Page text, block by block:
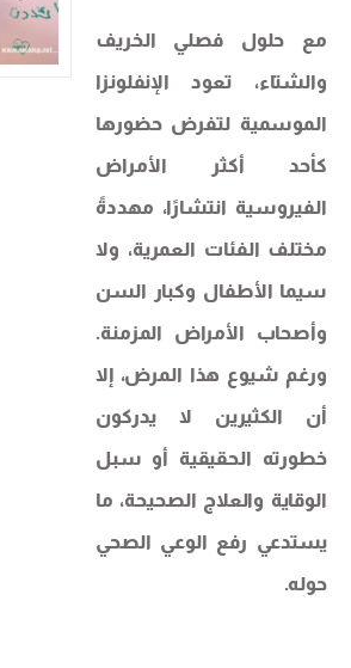
مع حلول فصلي الخريف
والشتاء، تعود الإنفلونزا
الموسمية لتفرض حضورها
كأحد أكثر الأمراض
الفيروسية انتشارًا، مهددةً
مختلف الفئات العمرية، ولا
سيما الأطفال وكبار السن
وأصحاب الأمراض المزمنة.
ورغم شيوع هذا المرض، إلا
أن الكثيرين لا يدركون
خطورته الحقيقية أو سبل
الوقاية والعلاج الصحيحة، ما
يستدعي رفع الوعي الصحي
حوله.